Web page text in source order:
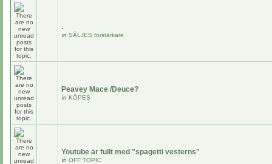
.
in SÄLJES förstärkare
Peavey Mace /Deuce?
in KÖPES
Youtube är fullt med "spagetti vesterns"
in OFF TOPIC